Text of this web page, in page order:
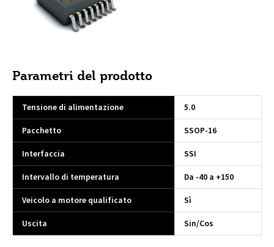
Parametri del prodotto
Tensione di alimentazione
5.0
Pacchetto
SSOP-16
Interfaccia
SSI
Intervallo di temperatura
Da -40 a +150
Veicolo a motore qualificato
Sì
Uscita
Sin/Cos